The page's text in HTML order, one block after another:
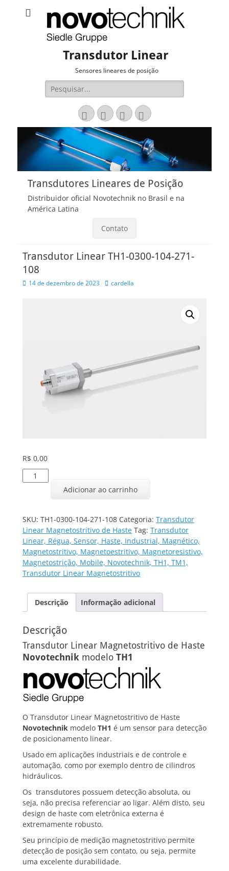
Transdutor Linear
Sensores lineares de posição
Pesquisar
por:
EmailLinkedIn
Website
Fone
Transdutores Lineares de Posição
Distribuidor oficial Novotechnik no Brasil e na
América Latina
Contato
Transdutor Linear TH1-0300-104-271-
108
Posted
14 de dezembro de 2023 Autor
cardella
R$ 0,00
Transdutor
Linear
104-
271-
108
quantidade
Adicionar ao carrinho
SKU: TH1-0300-104-271-108 Categoria: Transdutor
Linear Magnetostritivo de Haste Tag: Transdutor
Linear, Régua, Sensor, Haste, Industrial, Magnético,
Magnetostritivo, Magnetoestritivo, Magnetoresistivo,
Magnetostrição, Mobile, Novotechnik, TH1, TM1,
Transdutor Linear Magnetostritivo
Descrição Informação adicional
Descrição
Transdutor Linear Magnetostritivo de Haste
Novotechnik modelo TH1
O Transdutor Linear Magnetostritivo de Haste
Novotechnik modelo TH1 é um sensor para detecção
de posicionamento linear.
Usado em aplicações industriais e de controle e
automação, como por exemplo dentro de cilindros
hidráulicos.
Os transdutores possuem detecção absoluta, ou
seja, não precisa referenciar ao ligar. Além disto, seu
design de haste com eletrônica externa é
extremamente robusto.
Seu princípio de medição magnetostritivo permite
detecção de posição sem contato, ou seja, permite
uma excelente durabilidade.